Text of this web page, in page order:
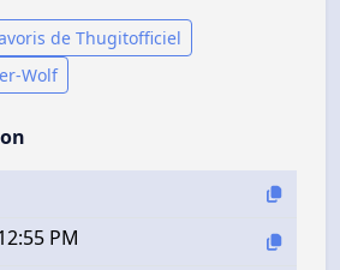
de Thugitofficiel
Wolf
PM